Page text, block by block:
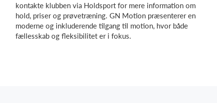
kontakte klubben via Holdsport for mere information om
hold, priser og prøvetræning. GN Motion præsenterer en
moderne og inkluderende tilgang til motion, hvor både
fællesskab og fleksibilitet er i fokus.